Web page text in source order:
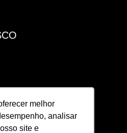
melhor
analisar
site e